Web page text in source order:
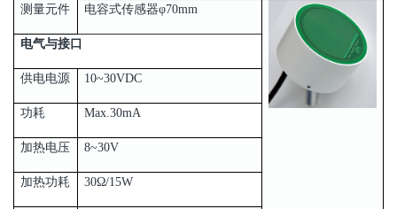
测量元件 电容式传感器φ70mm
电气与接口
供电电源 10~30VDC
功耗 Max.30mA
加热电压 8~30V
加热功耗 30Ω/15W